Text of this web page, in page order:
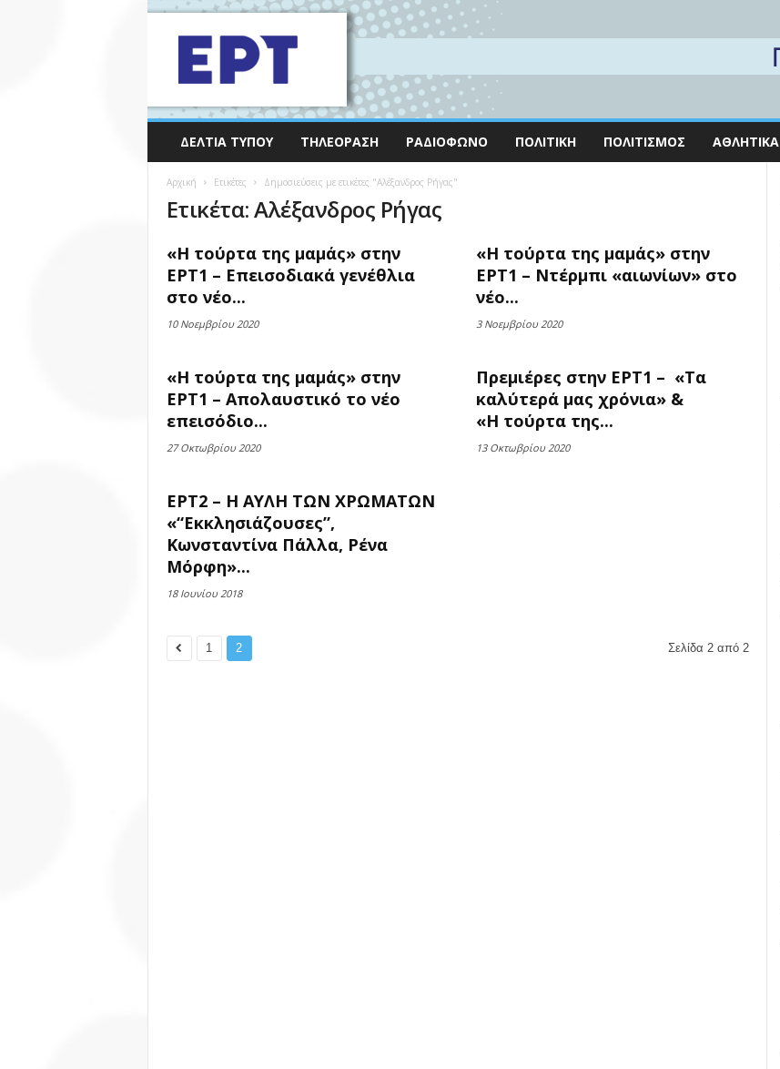
ΔΕΛΤΊΑ ΤΎΠΟΥ ΤΗΛΕΌΡΑΣΗ ΡΑΔΙΌΦΩΝΟ ΠΟΛΙΤΙΚΉ ΠΟΛΙΤΙΣΜΌΣ ΑΘΛΗΤΙΚΆ
Αρχική Ετικέτες Δημοσιεύσεις με ετικέτες "Αλέξανδρος Ρήγας"
Ετικέτα: Αλέξανδρος Ρήγας
«Η τούρτα της μαμάς» στην
ΕΡΤ1 – Επεισοδιακά γενέθλια
στο νέο...
10 Νοεμβρίου 2020
«Η τούρτα της μαμάς» στην
ΕΡΤ1 – Ντέρμπι «αιωνίων» στο
νέο...
3 Νοεμβρίου 2020
«Η τούρτα της μαμάς» στην
ΕΡΤ1 – Απολαυστικό το νέο
επεισόδιο...
27 Οκτωβρίου 2020
Πρεμιέρες στην ΕΡΤ1 – «Τα
καλύτερά μας χρόνια» &
«Η τούρτα της...
13 Οκτωβρίου 2020
ΕΡΤ2 – Η ΑΥΛΗ ΤΩΝ ΧΡΩΜΑΤΩΝ
«“Εκκλησιάζουσες”,
Κωνσταντίνα Πάλλα, Ρένα
Μόρφη»...
18 Ιουνίου 2018
1 2 Σελίδα 2 από 2